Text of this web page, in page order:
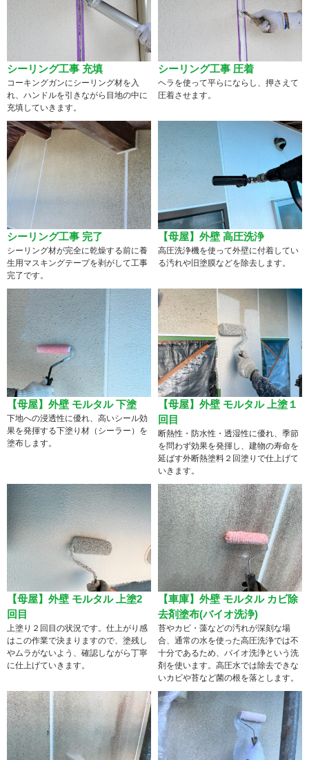
シーリング工事 充填
コーキングガンにシーリング材を入
れ、ハンドルを引きながら目地の中に
充填していきます。
シーリング工事 圧着
ヘラを使って平らにならし、押さえて
圧着させます。
シーリング工事 完了
シーリング材が完全に乾燥する前に養
生用マスキングテープを剥がして工事
完了です。
【母屋】外壁 高圧洗浄
高圧洗浄機を使って外壁に付着してい
る汚れや旧塗膜などを除去します。
【母屋】外壁 モルタル 下塗
下地への浸透性に優れ、高いシール効
果を発揮する下塗り材（シーラー）を
塗布します。
【母屋】外壁 モルタル 上塗１
回目
断熱性・防水性・透湿性に優れ、季節
を問わず効果を発揮し、建物の寿命を
延ばす外断熱塗料２回塗りで仕上げて
いきます。
【母屋】外壁 モルタル 上塗2
回目
上塗り２回目の状況です。仕上がり感
はこの作業で決まりますので、塗残し
やムラがないよう、確認しながら丁寧
に仕上げていきます。
【車庫】外壁 モルタル カビ除
去剤塗布(バイオ洗浄)
苔やカビ・藻などの汚れが深刻な場
合、通常の水を使った高圧洗浄では不
十分であるため、バイオ洗浄という洗
剤を使います。高圧水では除去できな
いカビや苔など菌の根を落とします。